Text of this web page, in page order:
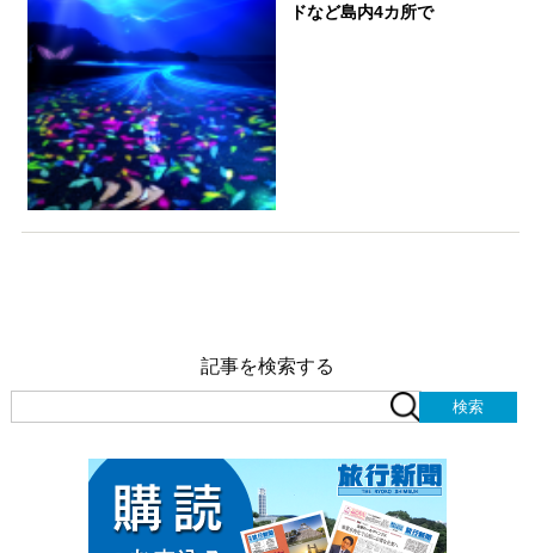
ドなど島内4カ所で
記事を検索する